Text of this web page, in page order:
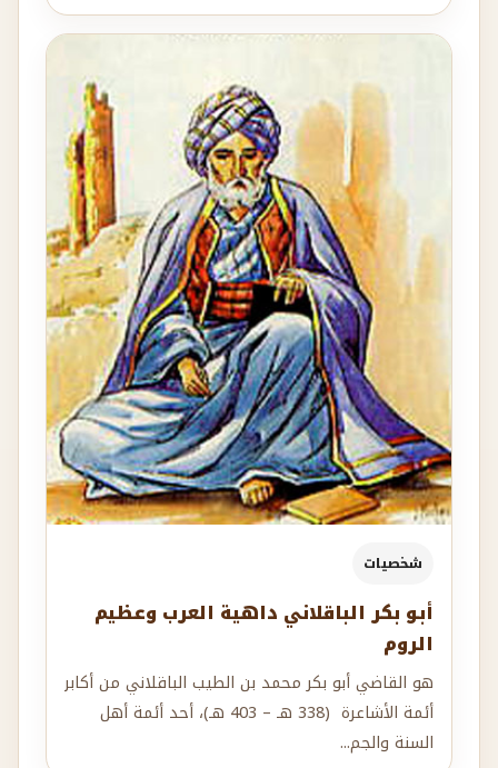
شخصيات
أبو بكر الباقلاني داهية العرب وعظيم
الروم
هو القاضي أبو بكر محمد بن الطيب الباقلاني من أكابر
أئمة الأشاعرة (338 هـ – 403 هـ)، أحد أئمة أهل
السنة والجم...